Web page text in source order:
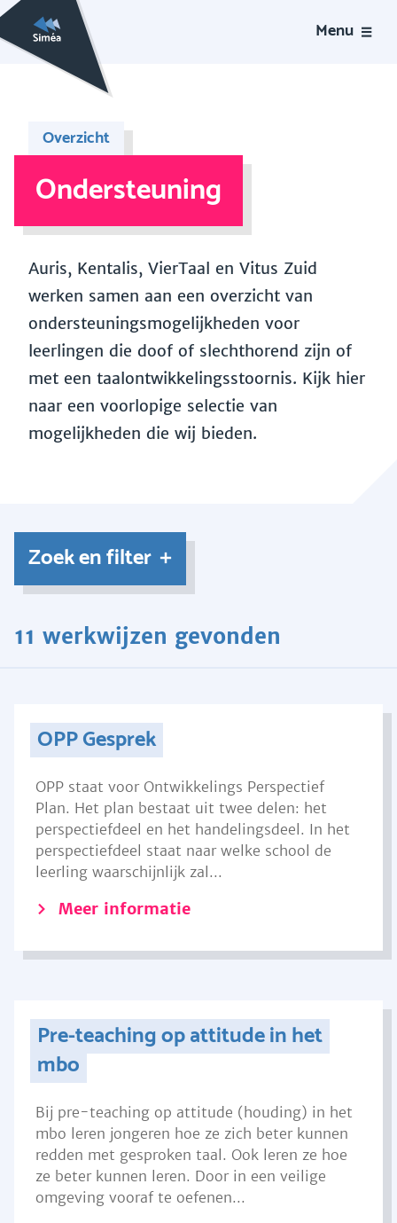
Menu
Overzicht
Ondersteuning
Auris, Kentalis, VierTaal en Vitus Zuid
werken samen aan een overzicht van
ondersteuningsmogelijkheden voor
leerlingen die doof of slechthorend zijn of
met een taalontwikkelingsstoornis. Kijk hier
naar een voorlopige selectie van
mogelijkheden die wij bieden.
Zoek en filter
11 werkwijzen gevonden
OPP Gesprek
OPP staat voor Ontwikkelings Perspectief
Plan. Het plan bestaat uit twee delen: het
perspectiefdeel en het handelingsdeel. In het
perspectiefdeel staat naar welke school de
leerling waarschijnlijk zal...
Meer informatie
Pre-teaching op attitude in het
mbo
Bij pre-teaching op attitude (houding) in het
mbo leren jongeren hoe ze zich beter kunnen
redden met gesproken taal. Ook leren ze hoe
ze beter kunnen leren. Door in een veilige
omgeving vooraf te oefenen...